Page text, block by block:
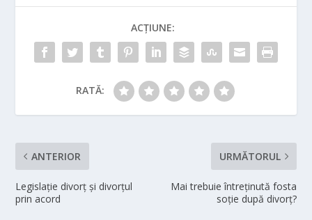
ACȚIUNE:
RATĂ:
ANTERIOR
Legislaţie divorţ şi divorţul
prin acord
URMĂTORUL
Mai trebuie întreţinută fosta
soţie după divorţ?